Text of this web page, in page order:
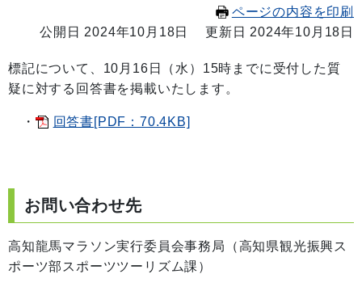
ページの内容を印刷
公開日 2024年10月18日
更新日 2024年10月18日
標記について、10月16日（水）15時までに受付した質
疑に対する回答書を掲載いたします。
・ 回答書[PDF：70.4KB]
お問い合わせ先
高知龍馬マラソン実行委員会事務局（高知県観光振興ス
ポーツ部スポーツツーリズム課）